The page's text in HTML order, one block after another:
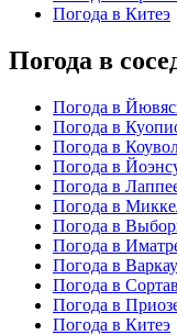
Погода в Китеэ
Погода в
Погода в
Погода в
Погода в
Погода в
Погода в
Погода в
Погода в
Погода в
Погода в
Погода в
Погода в
Погода в Китеэ